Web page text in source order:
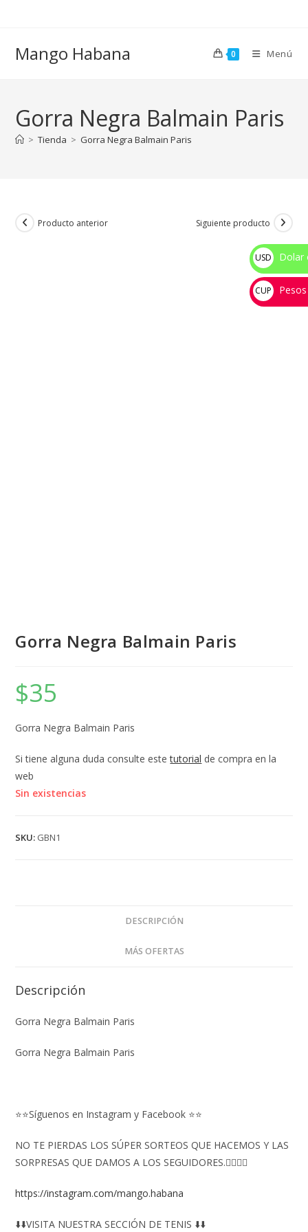
Mango Habana 0 Menú
Gorra Negra Balmain Paris
> Tienda > Gorra Negra Balmain Paris
Producto anterior Siguiente producto
Gorra Negra Balmain Paris
$35
Gorra Negra Balmain Paris
Si tiene alguna duda consulte estetutorial de compra en la
web
Sin existencias
SKU: GBN1
DESCRIPCIÓN
MÁS OFERTAS
Descripción
Gorra Negra Balmain Paris
Gorra Negra Balmain Paris
⭐⭐Síguenos en Instagram y Facebook ⭐⭐
NO TE PIERDAS LOS SÚPER SORTEOS QUE HACEMOS Y LAS
SORPRESAS QUE DAMOS A LOS SEGUIDORES.👇🏻👇🏻
https://instagram.com/mango.habana
⬇️⬇️VISITA NUESTRA SECCIÓN DE TENIS ⬇️⬇️
USD
$
Dolar
CUP
💰
Pesos